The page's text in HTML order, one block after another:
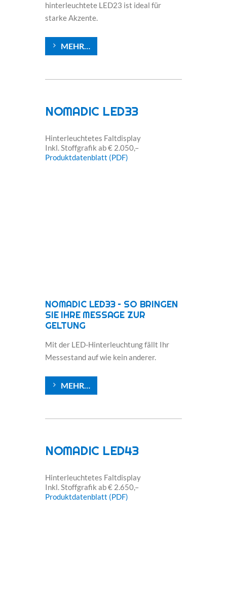
hinterleuchtete LED23 ist ideal für
starke Akzente.
MEHR…
NOMADIC LED33
Hinterleuchtetes Faltdisplay
Inkl. Stoffgrafik ab € 2.050,–
Produktdatenblatt (PDF)
NOMADIC LED33 – SO BRINGEN
SIE IHRE MESSAGE ZUR
GELTUNG
Mit der LED-Hinterleuchtung fällt Ihr
Messestand auf wie kein anderer.
MEHR…
NOMADIC LED43
Hinterleuchtetes Faltdisplay
Inkl. Stoffgrafik ab € 2.650,–
Produktdatenblatt (PDF)